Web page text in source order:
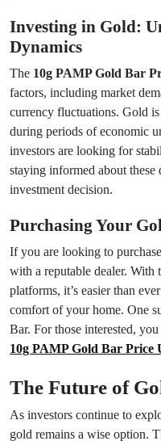
Investing in Gold:
Dynamics
The 10g PAMP Gold Bar
factors, including market
currency fluctuations. Gold is
during periods of economic
investors are looking for
staying informed about
investment decision.
Purchasing Your
If you are looking to
with a reputable dealer.
platforms, it’s easier than
comfort of your home. One
Bar. For those interested,
10g PAMP Gold Bar Price
The Future of
As investors continue to
gold remains a wise option.